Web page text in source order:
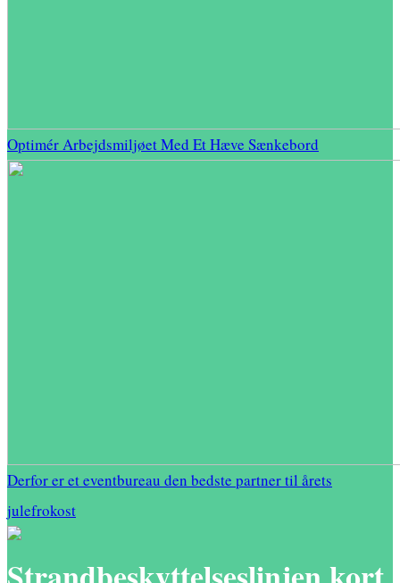
Optimér Arbejdsmiljøet Med Et Hæve Sænkebord
Derfor er et eventbureau den bedste partner til årets
julefrokost